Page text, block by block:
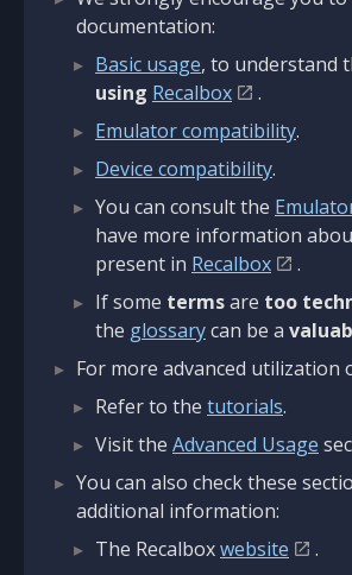
documentation:
Basic usage, to understand
using Recalbox
.
Emulator compatibility.
Device compatibility.
You can consult the
have more information
present in Recalbox
.
If some termsare too
the glossarycan be a
For more advanced utilization
Refer to the tutorials.
Visit the Advanced Usage
You can also check these
additional information:
The Recalboxwebsite
.